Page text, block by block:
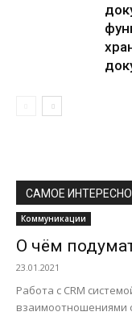
САМОЕ
Коммуникации
О чём
23.01.2021
Работа с CRM
взаимоотношениями